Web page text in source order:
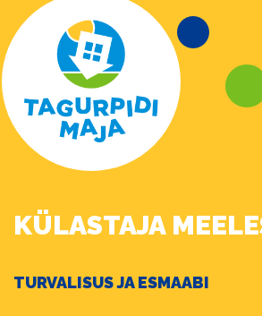
KÜLASTAJA
TURVALISUS JA ESMAABI